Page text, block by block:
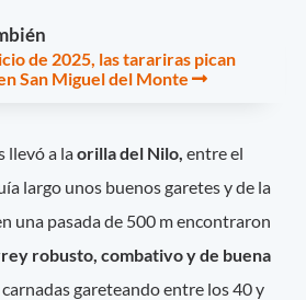
de 2025, las tarariras pican
San Miguel del Monte
llevó a laorilla del Nilo, entre el
largo unos buenos garetes y de la
una pasada de 500 m encontraron
robusto, combativo y de buena
gareteando entre los 40 y